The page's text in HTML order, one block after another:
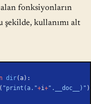
fonksiyonların
şekilde, kullanımı alt
dir(a):
"print(a."+i+".__doc__)" )